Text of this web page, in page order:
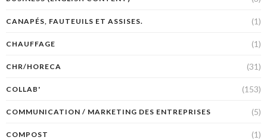
CANAPÉS, FAUTEUILS ET ASSISES. (1)
CHAUFFAGE (1)
CHR/HORECA (31)
COLLAB' (153)
COMMUNICATION / MARKETING DES ENTREPRISES (5)
COMPOST (1)